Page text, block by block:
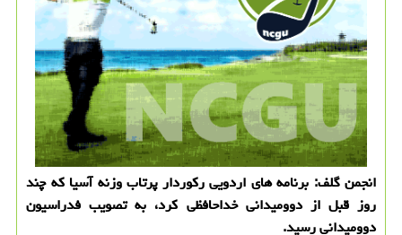
انجمن گلف: برنامه های اردویی ركوردار پرتاب وزنه آسیا كه چند
روز قبل از دوومیدانی خداحافظی كرد، به تصویب فدراسیون
دوومیدانی رسید.